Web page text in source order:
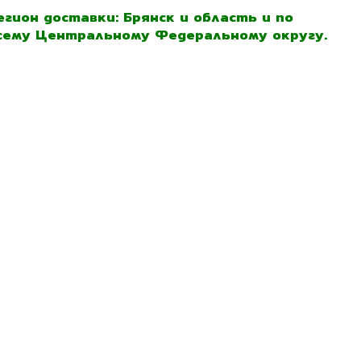
доставки: Брянск и область и по
Центральному Федеральному округу.